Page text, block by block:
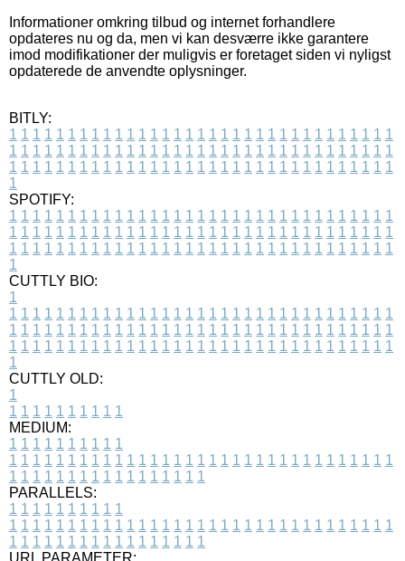
Informationer omkring tilbud og internet forhandlere
opdateres nu og da, men vi kan desværre ikke garantere
imod modifikationer der muligvis er foretaget siden vi nyligst
opdaterede de anvendte oplysninger.
BITLY:
1 1 1 1 1 1 1 1 1 1 1 1 1 1 1 1 1 1 1 1 1 1 1 1 1 1 1 1 1 1 1 1 1
1 1 1 1 1 1 1 1 1 1 1 1 1 1 1 1 1 1 1 1 1 1 1 1 1 1 1 1 1 1 1 1 1
1 1 1 1 1 1 1 1 1 1 1 1 1 1 1 1 1 1 1 1 1 1 1 1 1 1 1 1 1 1 1 1 1
1
SPOTIFY:
1 1 1 1 1 1 1 1 1 1 1 1 1 1 1 1 1 1 1 1 1 1 1 1 1 1 1 1 1 1 1 1 1
1 1 1 1 1 1 1 1 1 1 1 1 1 1 1 1 1 1 1 1 1 1 1 1 1 1 1 1 1 1 1 1 1
1 1 1 1 1 1 1 1 1 1 1 1 1 1 1 1 1 1 1 1 1 1 1 1 1 1 1 1 1 1 1 1 1
1
CUTTLY BIO:
1
1 1 1 1 1 1 1 1 1 1 1 1 1 1 1 1 1 1 1 1 1 1 1 1 1 1 1 1 1 1 1 1 1
1 1 1 1 1 1 1 1 1 1 1 1 1 1 1 1 1 1 1 1 1 1 1 1 1 1 1 1 1 1 1 1 1
1 1 1 1 1 1 1 1 1 1 1 1 1 1 1 1 1 1 1 1 1 1 1 1 1 1 1 1 1 1 1 1 1
1
CUTTLY OLD:
1
1 1 1 1 1 1 1 1 1 1
MEDIUM:
1 1 1 1 1 1 1 1 1 1
1 1 1 1 1 1 1 1 1 1 1 1 1 1 1 1 1 1 1 1 1 1 1 1 1 1 1 1 1 1 1 1 1
1 1 1 1 1 1 1 1 1 1 1 1 1 1 1 1 1
PARALLELS:
1 1 1 1 1 1 1 1 1 1
1 1 1 1 1 1 1 1 1 1 1 1 1 1 1 1 1 1 1 1 1 1 1 1 1 1 1 1 1 1 1 1 1
1 1 1 1 1 1 1 1 1 1 1 1 1 1 1 1 1
URL PARAMETER: